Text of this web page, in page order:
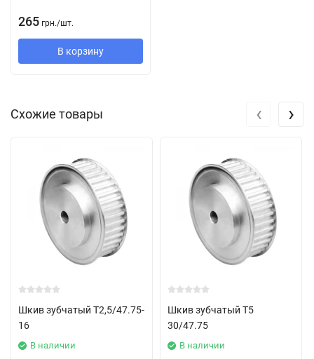
посадочного диаметра. Во втором случае, заказчик получает
шкив с отверстием под коническую втулку. Коническая втулка
приобретается дополнительно и выбирается конкретно под
265 грн./шт.
В корзину
Схожие товары
Шкив зубчатый T2,5/47.75-
16
В наличии
Шкив зубчатый T5
30/47.75
В наличии
‹ ›